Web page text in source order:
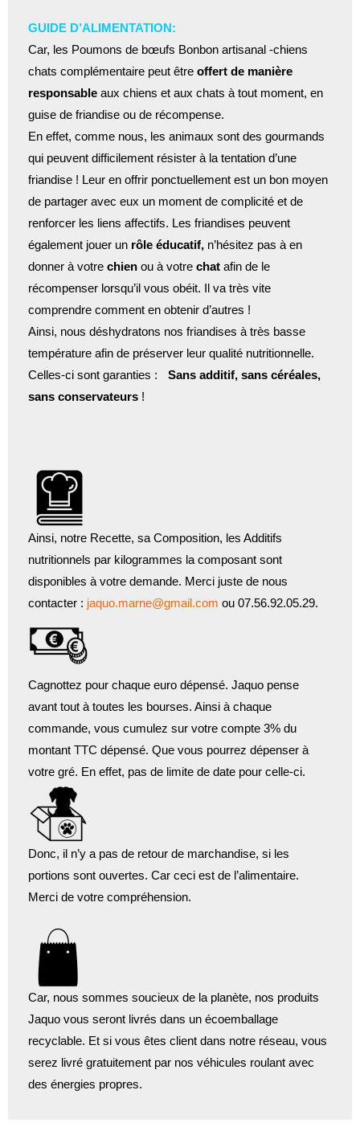
GUIDE D’ALIMENTATION:
Car, les Poumons de bœufs Bonbon artisanal -chiens
chats complémentaire peut être offert de manière
responsable aux chiens et aux chats à tout moment, en
guise de friandise ou de récompense.
En effet, comme nous, les animaux sont des gourmands
qui peuvent difficilement résister à la tentation d’une
friandise ! Leur en offrir ponctuellement est un bon moyen
de partager avec eux un moment de complicité et de
renforcer les liens affectifs. Les friandises peuvent
également jouer un rôle éducatif, n’hésitez pas à en
donner à votre chien ou à votre chat afin de le
récompenser lorsqu’il vous obéit. Il va très vite
comprendre comment en obtenir d’autres !
Ainsi, nous déshydratons nos friandises à très basse
température afin de préserver leur qualité nutritionnelle.
Celles-ci sont garanties : Sans additif, sans céréales,
sans conservateurs !
Ainsi, notre Recette, sa Composition, les Additifs
nutritionnels par kilogrammes la composant sont
disponibles à votre demande. Merci juste de nous
contacter : jaquo.marne@gmail.com ou 07.56.92.05.29.
Cagnottez pour chaque euro dépensé. Jaquo pense
avant tout à toutes les bourses. Ainsi à chaque
commande, vous cumulez sur votre compte 3% du
montant TTC dépensé. Que vous pourrez dépenser à
votre gré. En effet, pas de limite de date pour celle-ci.
Donc, il n’y a pas de retour de marchandise, si les
portions sont ouvertes. Car ceci est de l’alimentaire.
Merci de votre compréhension.
Car, nous sommes soucieux de la planète, nos produits
Jaquo vous seront livrés dans un écoemballage
recyclable. Et si vous êtes client dans notre réseau, vous
serez livré gratuitement par nos véhicules roulant avec
des énergies propres.